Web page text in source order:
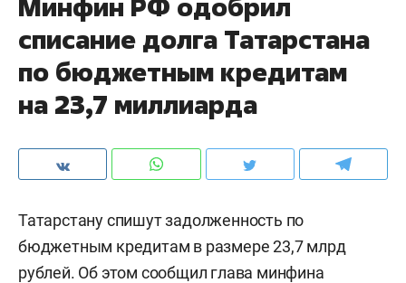
Минфин РФ одобрил
списание долга Татарстана
по бюджетным кредитам
на 23,7 миллиарда
Татарстану спишут задолженность по
бюджетным кредитам в размере 23,7 млрд
рублей. Об этом сообщил глава минфина